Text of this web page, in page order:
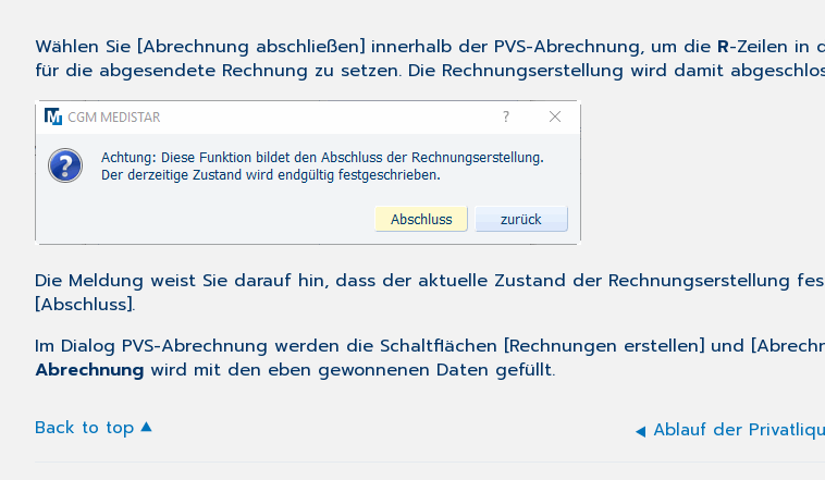
Wählen Sie [Abrechnung abschließen] innerhalb der PVS-Abrechnung, um die R-Zeilen in
für die abgesendete Rechnung zu setzen. Die Rechnungserstellung wird damit
Die Meldung weist Sie darauf hin, dass der aktuelle Zustand der Rechnungserstellung
[Abschluss].
Im Dialog PVS-Abrechnung werden die Schaltflächen [Rechnungen erstellen] und
Abrechnung wird mit den eben gewonnenen Daten gefüllt.
Back to top Ablauf der